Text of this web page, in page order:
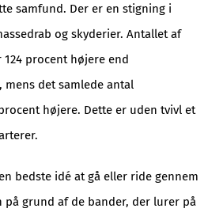
samfund. Der er en stigning i
og skyderier. Antallet af
procent højere end
mens det samlede antal
højere. Dette er uden tvivl et
bedste idé at gå eller ride gennem
på grund af de bander, der lurer på